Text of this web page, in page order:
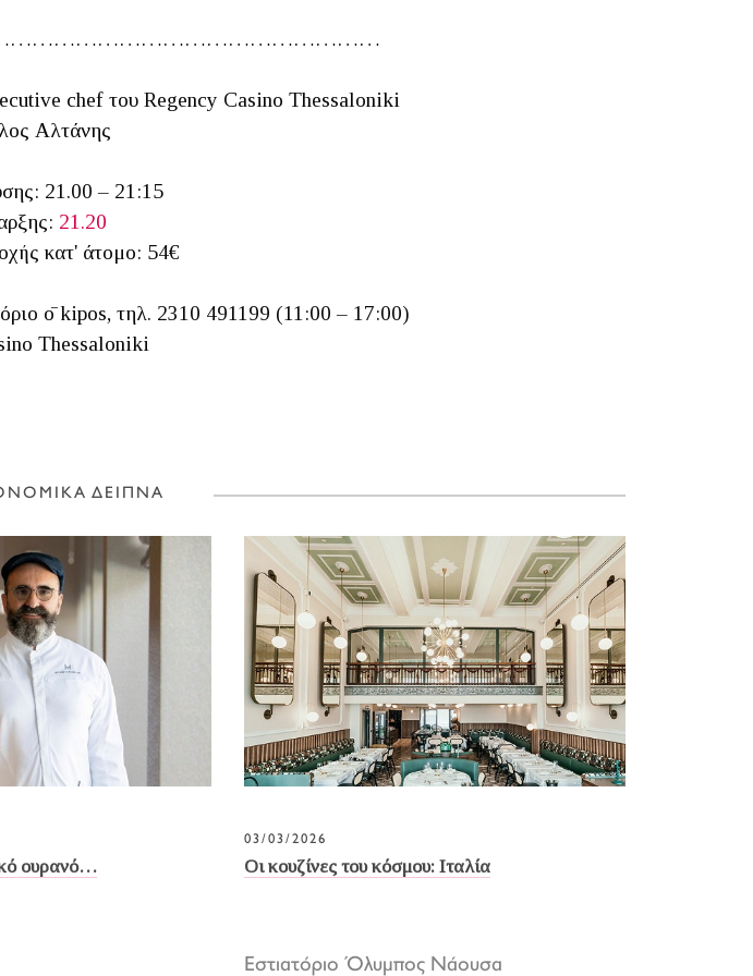
chef του Regency Casino Thessaloniki
Αλτάνης
21.00 – 21:15
21.20
κατ' άτομο: 54€
ō kipos, τηλ. 2310 491199 (11:00 – 17:00)
Thessaloniki
ΔΕΙΠΝΑ
ουρανό…
03/03/2026
Οι κουζίνες του κόσμου: Ιταλία
Εστιατόριο Όλυμπος Νάουσα